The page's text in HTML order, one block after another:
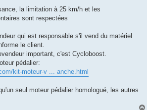
la limitation à 25 km/h et les
sont respectées
qui est responsable s'il vend du matériel
le client.
important, c'est Cycloboost.
pédalier:
kit-moteur-v ... anche.html
seul moteur pédalier homologué, les autres